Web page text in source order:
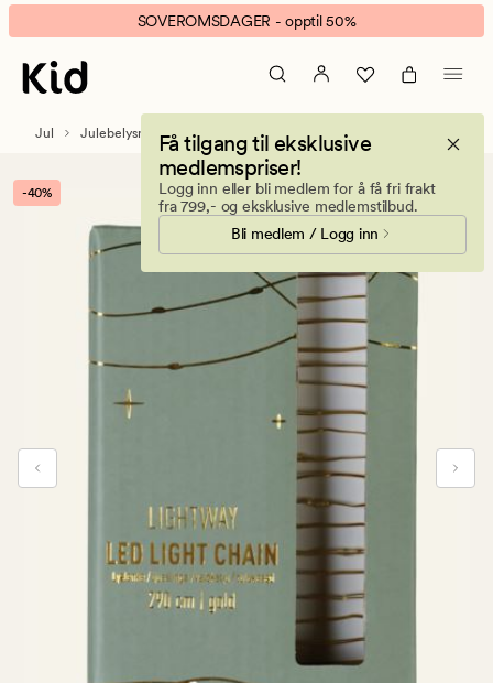
Lightway
LED
lyslenke
gull
banner.
Klikk
ESCAPE
pause.
SOVEROMSDAGER - opptil 50%
Få tilgang til eksklusive
medlemspriser!
Logg inn eller bli medlem for å få fri frakt
fra 799,- og eksklusive medlemstilbud.
Bli medlem / Logg inn
Jul Julebelysning
-40%